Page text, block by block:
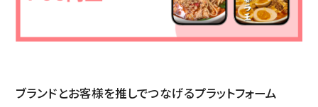
ブランドとお客様を推しでつなげるプラットフォーム